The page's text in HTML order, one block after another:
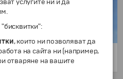
услугите ни и да
, които ни позволяват да
на сайта ни (например,
отваряне на вашите